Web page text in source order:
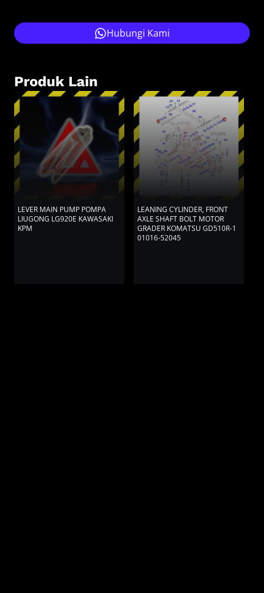
Hubungi Kami
Produk Lain
LEVER MAIN PUMP POMPA
LIUGONG LG920E KAWASAKI
KPM
LEANING CYLINDER, FRONT
AXLE SHAFT BOLT MOTOR
GRADER KOMATSU GD510R-1
01016-52045